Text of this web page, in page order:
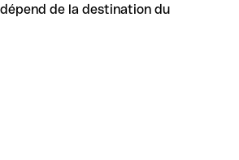
dépend de la destination du